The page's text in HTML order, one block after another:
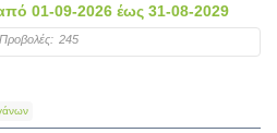
01-09-2026 έως 31-08-2029
Προβολές: 245